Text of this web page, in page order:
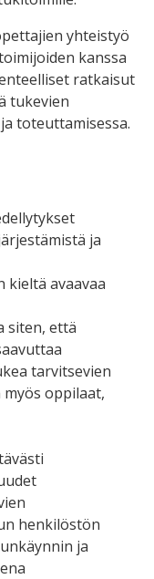
yhteistyö
kanssa
ratkaisut
tukevien
toteuttamisessa.
ja
kieltä avaavaa
siten, että
tarvitsevien
oppilaat,
henkilöstön
ja